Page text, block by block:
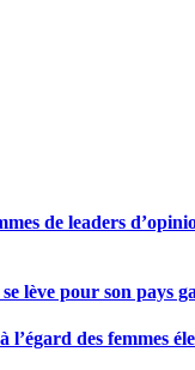
de leaders
lève pour son pays
des